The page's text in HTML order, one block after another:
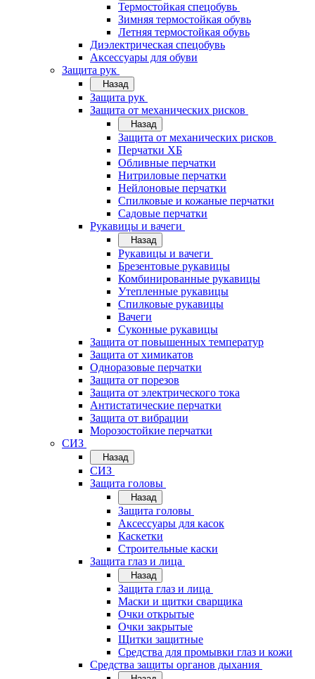
Термостойкая спецобувь
Зимняя термостойкая обувь
Летняя термостойкая обувь
Диэлектрическая спецобувь
Аксессуары для обуви
Защита рук
Назад
Защита рук
Защита от механических рисков
Назад
Защита от механических рисков
Перчатки ХБ
Обливные перчатки
Нитриловые перчатки
Нейлоновые перчатки
Спилковые и кожаные перчатки
Садовые перчатки
Рукавицы и вачеги
Назад
Рукавицы и вачеги
Брезентовые рукавицы
Комбинированные рукавицы
Утепленные рукавицы
Спилковые рукавицы
Вачеги
Суконные рукавицы
Защита от повышенных температур
Защита от химикатов
Одноразовые перчатки
Защита от порезов
Защита от электрического тока
Антистатические перчатки
Защита от вибрации
Морозостойкие перчатки
СИЗ
Назад
СИЗ
Защита головы
Назад
Защита головы
Аксессуары для касок
Каскетки
Строительные каски
Защита глаз и лица
Назад
Защита глаз и лица
Маски и щитки сварщика
Очки открытые
Очки закрытые
Щитки защитные
Средства для промывки глаз и кожи
Средства защиты органов дыхания